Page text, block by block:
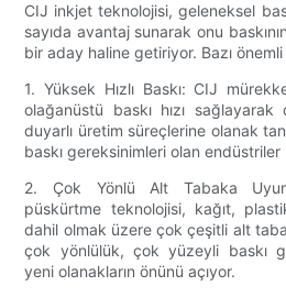
CIJ inkjet teknolojisi, geleneksel
sayıda avantaj sunarak onu
bir aday haline getiriyor. Bazı
1. Yüksek Hızlı Baskı: CIJ
olağanüstü baskı hızı
duyarlı üretim süreçlerine olanak
baskı gereksinimleri olan endüstriler
2. Çok Yönlü Alt Tabaka
püskürtme teknolojisi, kağıt,
dahil olmak üzere çok çeşitli alt
çok yönlülük, çok yüzeyli baskı
yeni olanakların önünü açıyor.